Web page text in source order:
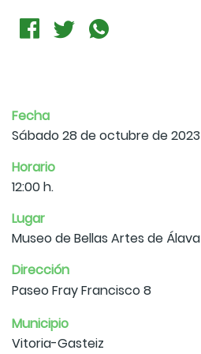
Fecha
Sábado 28 de octubre de 2023
Horario
12:00 h.
Lugar
Museo de Bellas Artes de Álava
Dirección
Paseo Fray Francisco 8
Municipio
Vitoria-Gasteiz